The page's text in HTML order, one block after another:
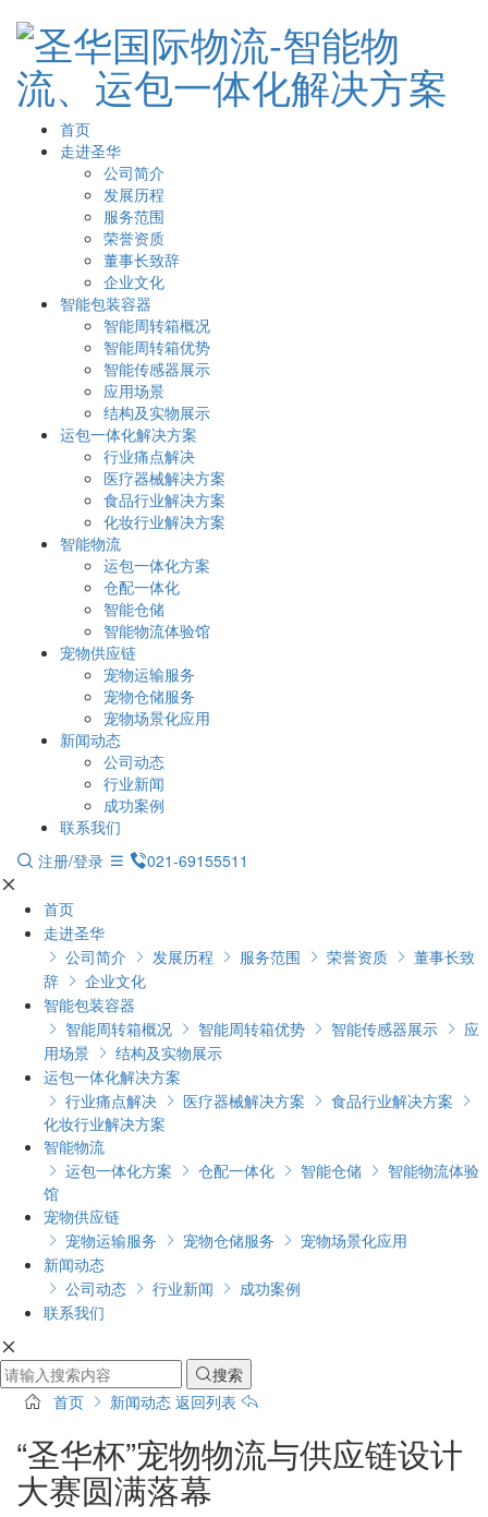
首页
走进圣华
公司简介
发展历程
服务范围
荣誉资质
董事长致辞
企业文化
智能包装容器
智能周转箱概况
智能周转箱优势
智能传感器展示
应用场景
结构及实物展示
运包一体化解决方案
行业痛点解决
医疗器械解决方案
食品行业解决方案
化妆行业解决方案
智能物流
运包一体化方案
仓配一体化
智能仓储
智能物流体验馆
宠物供应链
宠物运输服务
宠物仓储服务
宠物场景化应用
新闻动态
公司动态
行业新闻
成功案例
联系我们
注册/登录
021-69155511
首页
走进圣华
 公司简介  发展历程  服务范围  荣誉资质  董事长致
辞
 企业文化
智能包装容器
 智能周转箱概况  智能周转箱优势  智能传感器展示 
应
用场景
 结构及实物展示
运包一体化解决方案
 行业痛点解决  医疗器械解决方案  食品行业解决方案 
化妆行业解决方案
智能物流
 运包一体化方案  仓配一体化  智能仓储 
智能物流体验
馆
宠物供应链
 宠物运输服务  宠物仓储服务 
宠物场景化应用
新闻动态
 公司动态  行业新闻 
成功案例
联系我们

搜索
首页
新闻动态 返回列表
“圣华杯”宠物物流与供应链设计
大赛圆满落幕